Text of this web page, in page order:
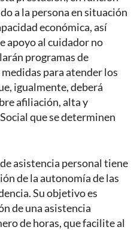
a la persona en situación
económica, así
apoyo al cuidador no
programas de
para atender los
igualmente, deberá
afiliación, alta y
que se determinen
asistencia personal tiene
de la autonomía de las
Su objetivo es
de una asistencia
de horas, que facilite al